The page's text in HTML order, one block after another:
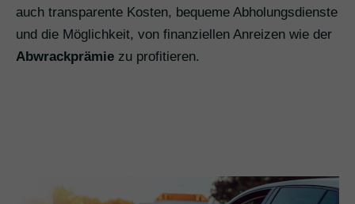
auch transparente Kosten, bequeme Abholungsdienste
und die Möglichkeit, von finanziellen Anreizen wie der
Abwrackprämie zu profitieren.